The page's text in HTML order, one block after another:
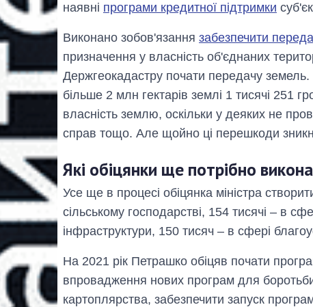
наявні програми кредитної підтримки
Виконано зобов'язання забезпечити
призначення у власність об'єднаних
Держгеокадастру почати передачу
більше 2 млн гектарів землі 1 тисячі 251
власність землю, оскільки у деяких не
справ тощо. Але щойно ці перешкоди
Які обіцянки ще потрібно
Усе ще в процесі обіцянка міністра
сільському господарстві, 154 тисячі – в
інфраструктури, 150 тисяч – в сфері
На 2021 рік Петрашко обіцяв почати
впровадження нових програм для
картоплярства, забезпечити запуск